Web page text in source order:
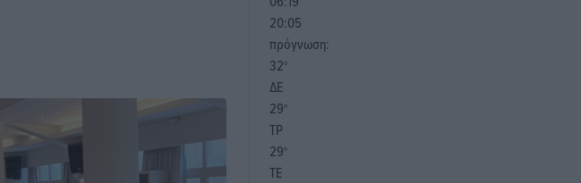
20:05
πρόγνωση:
32°
ΔΕ
29°
ΤΡ
29°
ΤΕ